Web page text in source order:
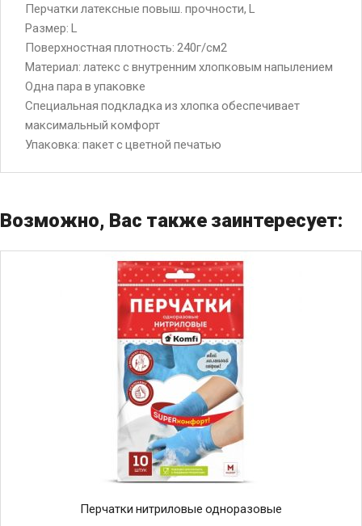
Перчатки латексные повыш. прочности, L
Размер: L
Поверхностная плотность: 240г/см2
Материал: латекс с внутренним хлопковым напылением
Одна пара в упаковке
Специальная подкладка из хлопка обеспечивает
максимальный комфорт
Упаковка: пакет с цветной печатью
Возможно, Вас также заинтересует:
Перчатки нитриловые одноразовые